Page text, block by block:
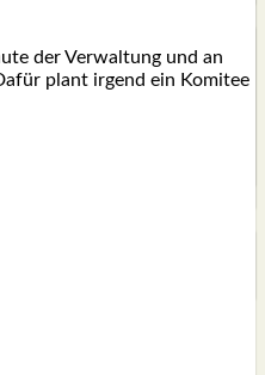
der Ver­wal­tung und an
plant irgend ein Komi­tee